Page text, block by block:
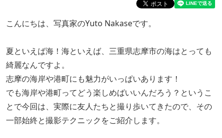
こんにちは、写真家のYuto Nakaseです。
夏といえば海！海といえば、三重県志摩市の海はとっても
綺麗なんですよ。
志摩の海岸や港町にも魅力がいっぱいあります！
でも海岸や港町ってどう楽しめばいいんだろう？というこ
とで今回は、実際に友人たちと撮り歩いてきたので、その
一部始終と撮影テクニックをご紹介します。